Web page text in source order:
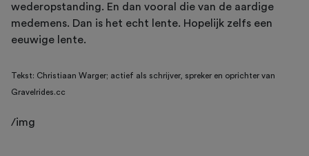
wederopstanding. En dan vooral die van de aardige
medemens. Dan is het echt lente. Hopelijk zelfs een
eeuwige lente.
Tekst: Christiaan Warger; actief als schrijver, spreker en oprichter van
Gravelrides.cc
/img